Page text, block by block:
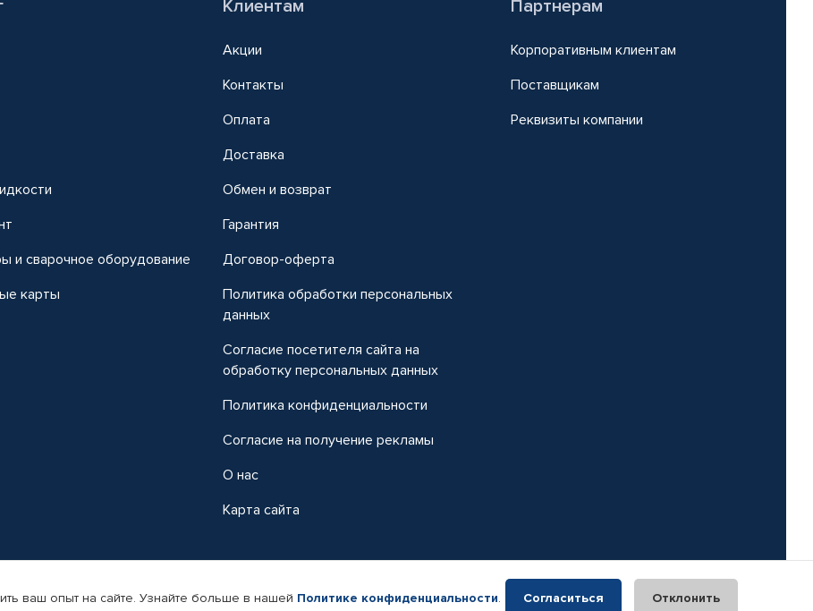
и сварочное оборудование
карты
Клиентам
Акции
Контакты
Оплата
Доставка
Обмен и возврат
Гарантия
Договор-оферта
Политика обработки персональных
данных
Согласие посетителя сайта на
обработку персональных данных
Политика конфиденциальности
Согласие на получение рекламы
О нас
Карта сайта
Партнерам
Корпоративным клиентам
Поставщикам
Реквизиты компании
автомобильных товаров Автопрофи.
ваш опыт на сайте. Узнайте больше в нашей Политике конфиденциальности. Согласиться Отклонить